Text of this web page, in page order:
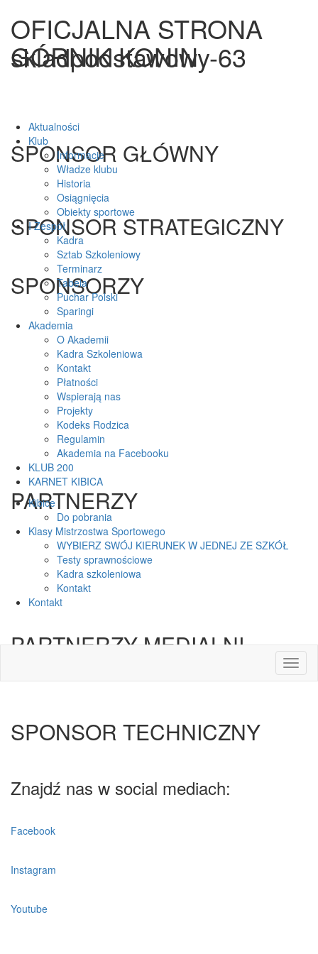
OFICJALNA STRONA
GÓRNIK KONIN
Aktualności
Klub
Informacje
Władze klubu
Historia
Osiągnięcia
Obiekty sportowe
I Zespół
Kadra
Sztab Szkoleniowy
Terminarz
Tabela
Puchar Polski
Sparingi
Akademia
O Akademii
Kadra Szkoleniowa
Kontakt
Płatności
Wspierają nas
Projekty
Kodeks Rodzica
Regulamin
Akademia na Facebooku
KLUB 200
KARNET KIBICA
Kibice
Do pobrania
Klasy Mistrzostwa Sportowego
WYBIERZ SWÓJ KIERUNEK W JEDNEJ ZE SZKÓŁ
Testy sprawnościowe
Kadra szkoleniowa
Kontakt
Kontakt
skladpodstawowy-63
SPONSOR GŁÓWNY
SPONSOR STRATEGICZNY
SPONSORZY
PARTNERZY
PARTNERZY MEDIALNI
SPONSOR TECHNICZNY
Znajdź nas w social mediach:
Facebook
Instagram
Youtube